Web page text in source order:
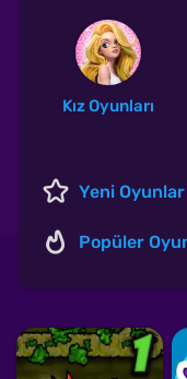
Kız Oyunları
Yeni Oyunlar
Popüler